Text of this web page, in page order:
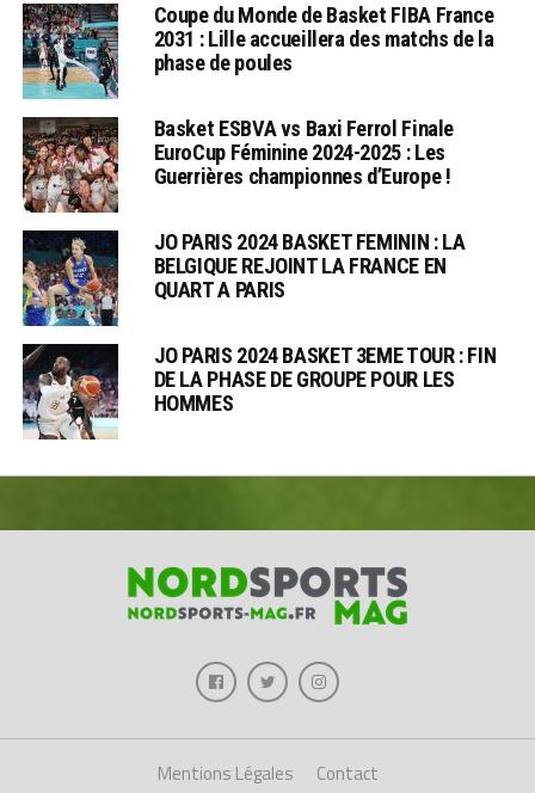
Coupe du Monde de Basket FIBA France
2031 : Lille accueillera des matchs de la
phase de poules
Basket ESBVA vs Baxi Ferrol Finale
EuroCup Féminine 2024-2025 : Les
Guerrières championnes d’Europe !
JO PARIS 2024 BASKET FEMININ : LA
BELGIQUE REJOINT LA FRANCE EN
QUART A PARIS
JO PARIS 2024 BASKET 3EME TOUR : FIN
DE LA PHASE DE GROUPE POUR LES
HOMMES
Mentions Légales Contact